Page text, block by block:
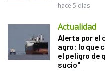
hace 5 días
Actualidad
Alerta por el
agro: lo que
el peligro de
sucio"